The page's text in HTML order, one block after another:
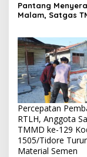
Pantang
Malam, Satgas
Type 36 untuk
Kampung Sesor
Percepatan
RTLH, Anggota
TMMD ke-129
1505/Tidore
Material Semen